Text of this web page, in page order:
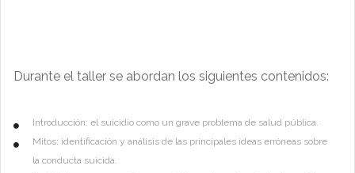
Durante el taller se abordan los siguientes contenidos:
Introducción: el suicidio como un grave problema de salud pública.
Mitos: identificación y análisis de las principales ideas erróneas sobre
la conducta suicida.